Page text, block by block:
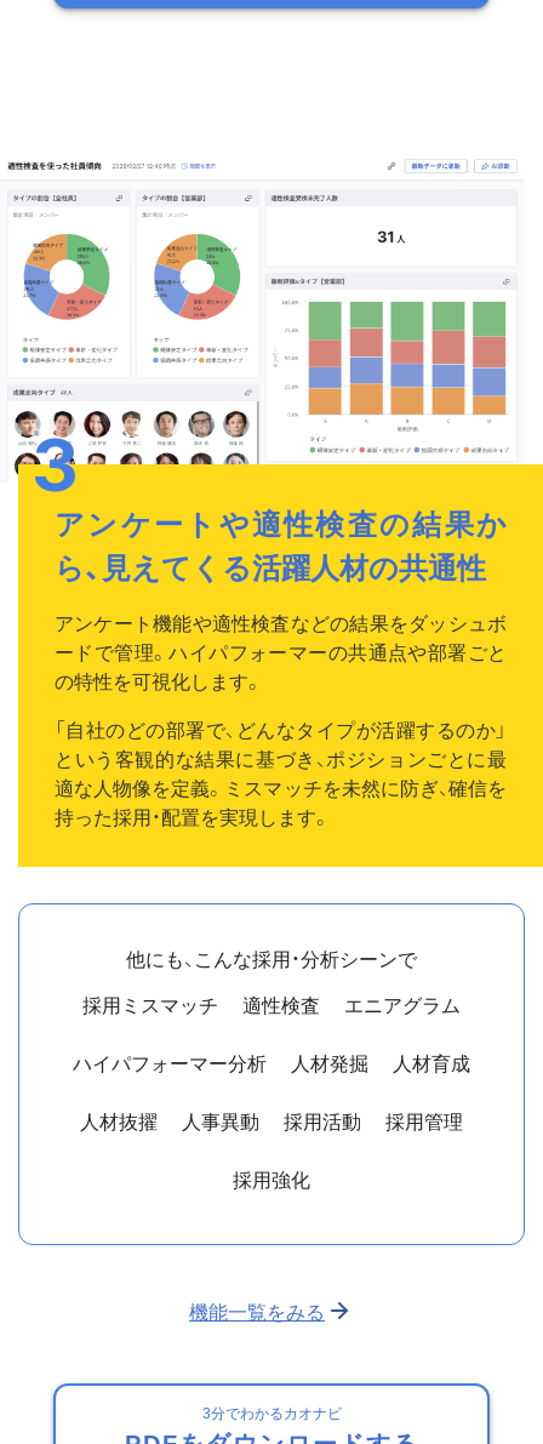
アンケートや適性検査の結果か
ら、見えてくる活躍人材の共通性
アンケート機能や適性検査などの結果をダッシュボ
ードで管理。ハイパフォーマーの共通点や部署ごと
の特性を可視化します。
「自社のどの部署で、どんなタイプが活躍するのか」
という客観的な結果に基づき、ポジションごとに最
適な人物像を定義。ミスマッチを未然に防ぎ、確信を
持った採用・配置を実現します。
他にも、こんな採用・分析シーンで
採用ミスマッチ
適性検査
エニアグラム
ハイパフォーマー分析
人材発掘
人材育成
人材抜擢
人事異動 採用活動
採用管理
採用強化
機能一覧をみる
3分でわかるカオナビ